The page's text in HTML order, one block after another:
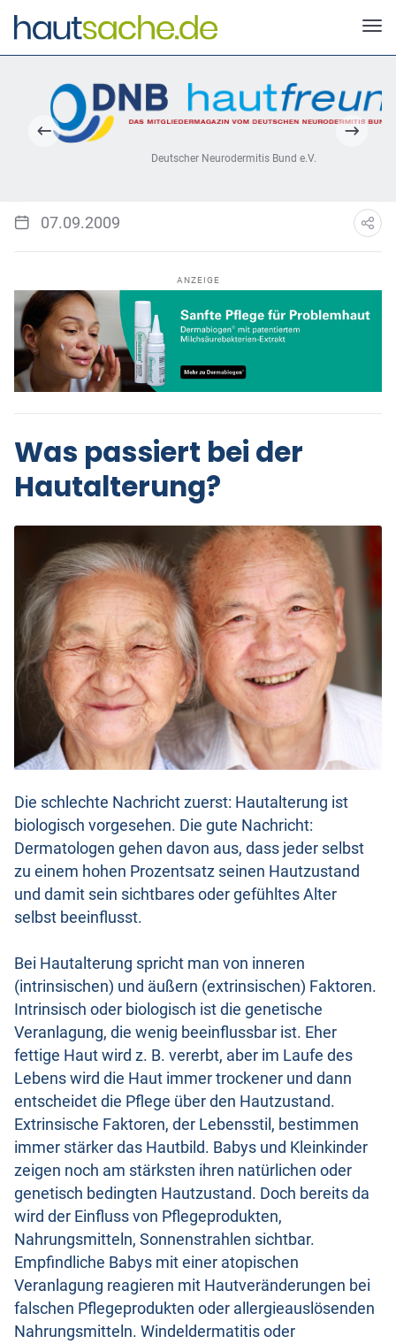
Deutscher Neurodermitis Bund e.V.
07.09.2009
ANZEIGE
Was passiert bei der
Hautalterung?
Die schlechte Nachricht zuerst: Hautalterung ist
biologisch vorgesehen. Die gute Nachricht:
Dermatologen gehen davon aus, dass jeder selbst
zu einem hohen Prozentsatz seinen Hautzustand
und damit sein sichtbares oder gefühltes Alter
selbst beeinflusst.
Bei Hautalterung spricht man von inneren
(intrinsischen) und äußern (extrinsischen) Faktoren.
Intrinsisch oder biologisch ist die genetische
Veranlagung, die wenig beeinflussbar ist. Eher
fettige Haut wird z. B. vererbt, aber im Laufe des
Lebens wird die Haut immer trockener und dann
entscheidet die Pflege über den Hautzustand.
Extrinsische Faktoren, der Lebensstil, bestimmen
immer stärker das Hautbild. Babys und Kleinkinder
zeigen noch am stärksten ihren natürlichen oder
genetisch bedingten Hautzustand. Doch bereits da
wird der Einfluss von Pflegeprodukten,
Nahrungsmitteln, Sonnenstrahlen sichtbar.
Empfindliche Babys mit einer atopischen
Veranlagung reagieren mit Hautveränderungen bei
falschen Pflegeprodukten oder allergieauslösenden
Nahrungsmitteln. Windeldermatitis oder